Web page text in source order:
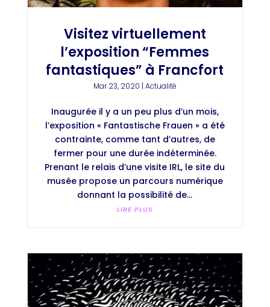
Visitez virtuellement
l’exposition “Femmes
fantastiques” à Francfort
Mar 23, 2020 | Actualité
Inaugurée il y a un peu plus d’un mois,
l’exposition « Fantastische Frauen » a été
contrainte, comme tant d’autres, de
fermer pour une durée indéterminée.
Prenant le relais d’une visite IRL, le site du
musée propose un parcours numérique
donnant la possibilité de...
LIRE PLUS